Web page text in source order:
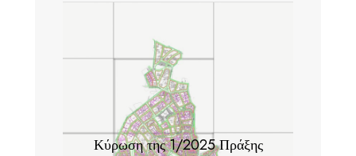
Κύρωση της 1/2025 Πράξης